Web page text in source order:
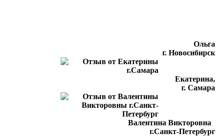
Ольга
г. Новосибирск
Екатерина,
г. Самара
Валентина Викторовна
г.Санкт-Петербург